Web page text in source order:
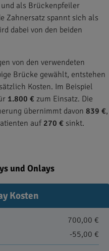
als Brückenpfeiler
Zahnersatz spannt sich als
dabei von den beiden
von den verwendeten
Brücke gewählt, entstehen
Kosten. Im Beispiel
1.800 € zum Einsatz. Die
übernimmt davon 839 €,
auf 270 € sinkt.
und Onlays
Kosten
700,00 €
-55,00 €